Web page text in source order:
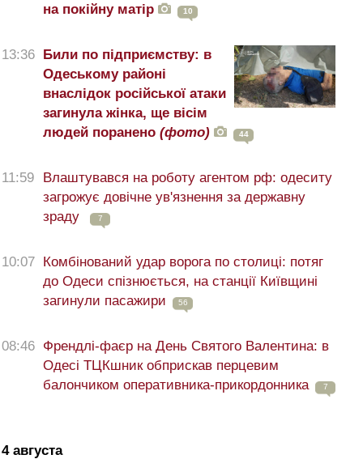
на покійну матір
10
13:36 Били по підприємству: в
Одеському районі
внаслідок російської атаки
загинула жінка, ще вісім
людей поранено (фото) 44
11:59
Влаштувався на роботу агентом рф: одеситу
загрожує довічне ув'язнення за державну
зраду
7
10:07 Комбінований удар ворога по столиці: потяг
до Одеси спізнюється, на станції Київщині
загинули пасажири
56
08:46 Френдлі-фаєр на День Святого Валентина: в
Одесі ТЦКшник обприскав перцевим
балончиком оперативника-прикордонника
7
4 августа